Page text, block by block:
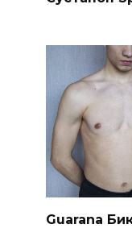
Guarana